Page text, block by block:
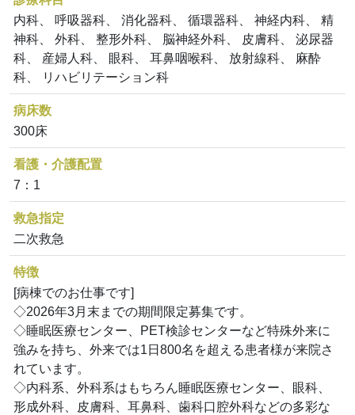
内科、 呼吸器科、 消化器科、 循環器科、 神経内科、 精
神科、 外科、 整形外科、 脳神経外科、 皮膚科、 泌尿器
科、 産婦人科、 眼科、 耳鼻咽喉科、 放射線科、 麻酔
科、 リハビリテーション科
病床数
300床
看護・介護配置
7：1
救急指定
二次救急
特徴
[病棟でのお仕事です]
◇2026年3月末までの期間限定募集です。
◇睡眠医療センター、PET検診センターなど特殊外来に
強みを持ち、外来では1日800名を超える患者様が来院さ
れています。
◇内科系、外科系はもちろん睡眠医療センター、眼科、
形成外科、皮膚科、耳鼻科、歯科口腔外科などの多彩な